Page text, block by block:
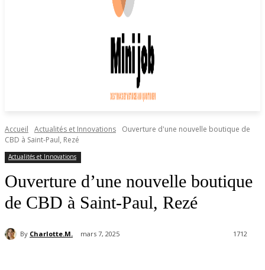
Accueil Actualités et Innovations
Ouverture d'une nouvelle boutique de
CBD à Saint-Paul, Rezé
Actualités et Innovations
Ouverture d’une nouvelle boutique
de CBD à Saint-Paul, Rezé
By Charlotte.M. mars 7, 2025 1712